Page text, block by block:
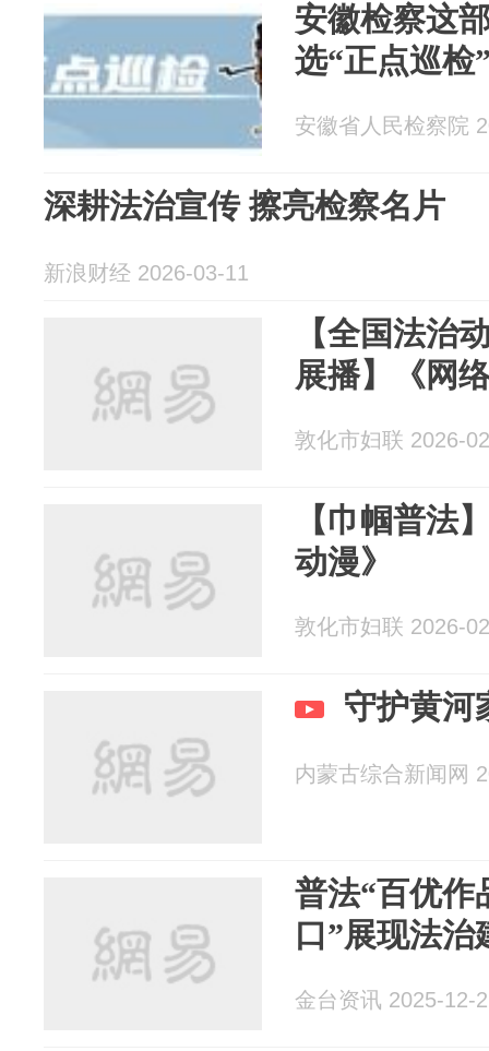
安徽检察这
选“正点巡检
安徽省人民检察院
深耕法治宣传 擦亮检察名片
新浪财经 2026-03-11
【全国法治
展播】《网
敦化市妇联 2026-
【巾帼普法
动漫》
敦化市妇联 2026-
守护黄河
内蒙古综合新闻网
普法“百优作
口”展现法治
金台资讯 2025-12-